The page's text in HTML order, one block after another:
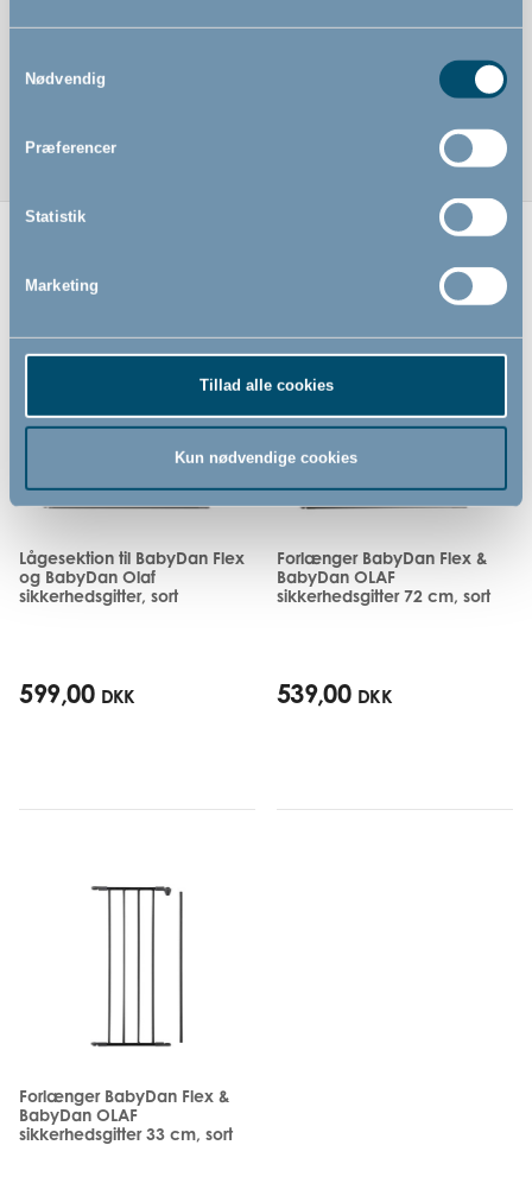
Nødvendig
Præferencer
Statistik
Marketing
Tillad alle cookies
Kun nødvendige cookies
Lågesektion til BabyDan Flex
og BabyDan Olaf
sikkerhedsgitter, sort
599,00 DKK
Forlænger BabyDan Flex &
BabyDan OLAF
sikkerhedsgitter 72 cm, sort
539,00 DKK
Forlænger BabyDan Flex &
BabyDan OLAF
sikkerhedsgitter 33 cm, sort